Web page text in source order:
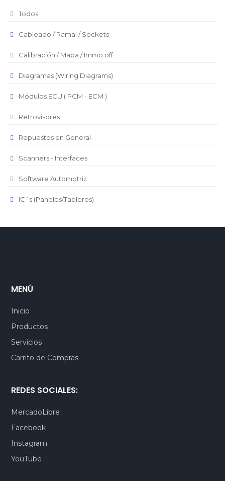
Euro
Real Brasilero
Todos
Cableado / Ramal / Sockets
Calibración / Mapa / Immo off
Diagramas (Wiring Diagrams)
Módulos ECU ( PCM - ECM )
Retrovisores
Repuestos en General
Scanners - Interfaces
Software Automotriz
IC´s (Paneles/Tableros)
MENÚ
Inicio
Productos
Servicios
Carrito de Compras
REDES SOCIALES:
MercadoLibre
Facebook
Instagram
YouTube